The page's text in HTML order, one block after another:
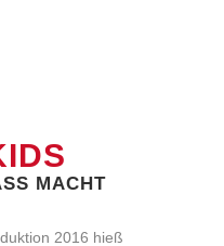
MACHT
2016 hieß